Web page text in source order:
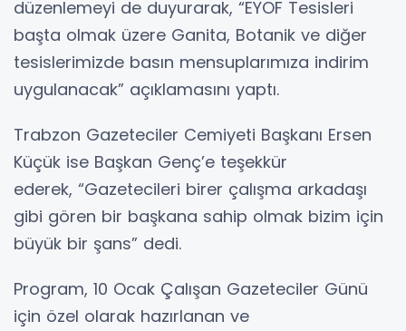
düzenlemeyi de duyurarak, “EYOF Tesisleri
başta olmak üzere Ganita, Botanik ve diğer
tesislerimizde basın mensuplarımıza indirim
uygulanacak” açıklamasını yaptı.
Trabzon Gazeteciler Cemiyeti Başkanı Ersen
Küçük ise Başkan Genç’e teşekkür
ederek, “Gazetecileri birer çalışma arkadaşı
gibi gören bir başkana sahip olmak bizim için
büyük bir şans” dedi.
Program, 10 Ocak Çalışan Gazeteciler Günü
için özel olarak hazırlanan ve